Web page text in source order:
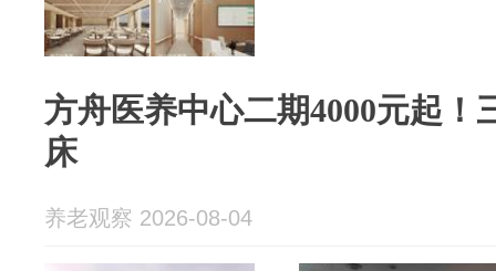
方舟医养中心二期4000元起！
床
养老观察 2026-08-04